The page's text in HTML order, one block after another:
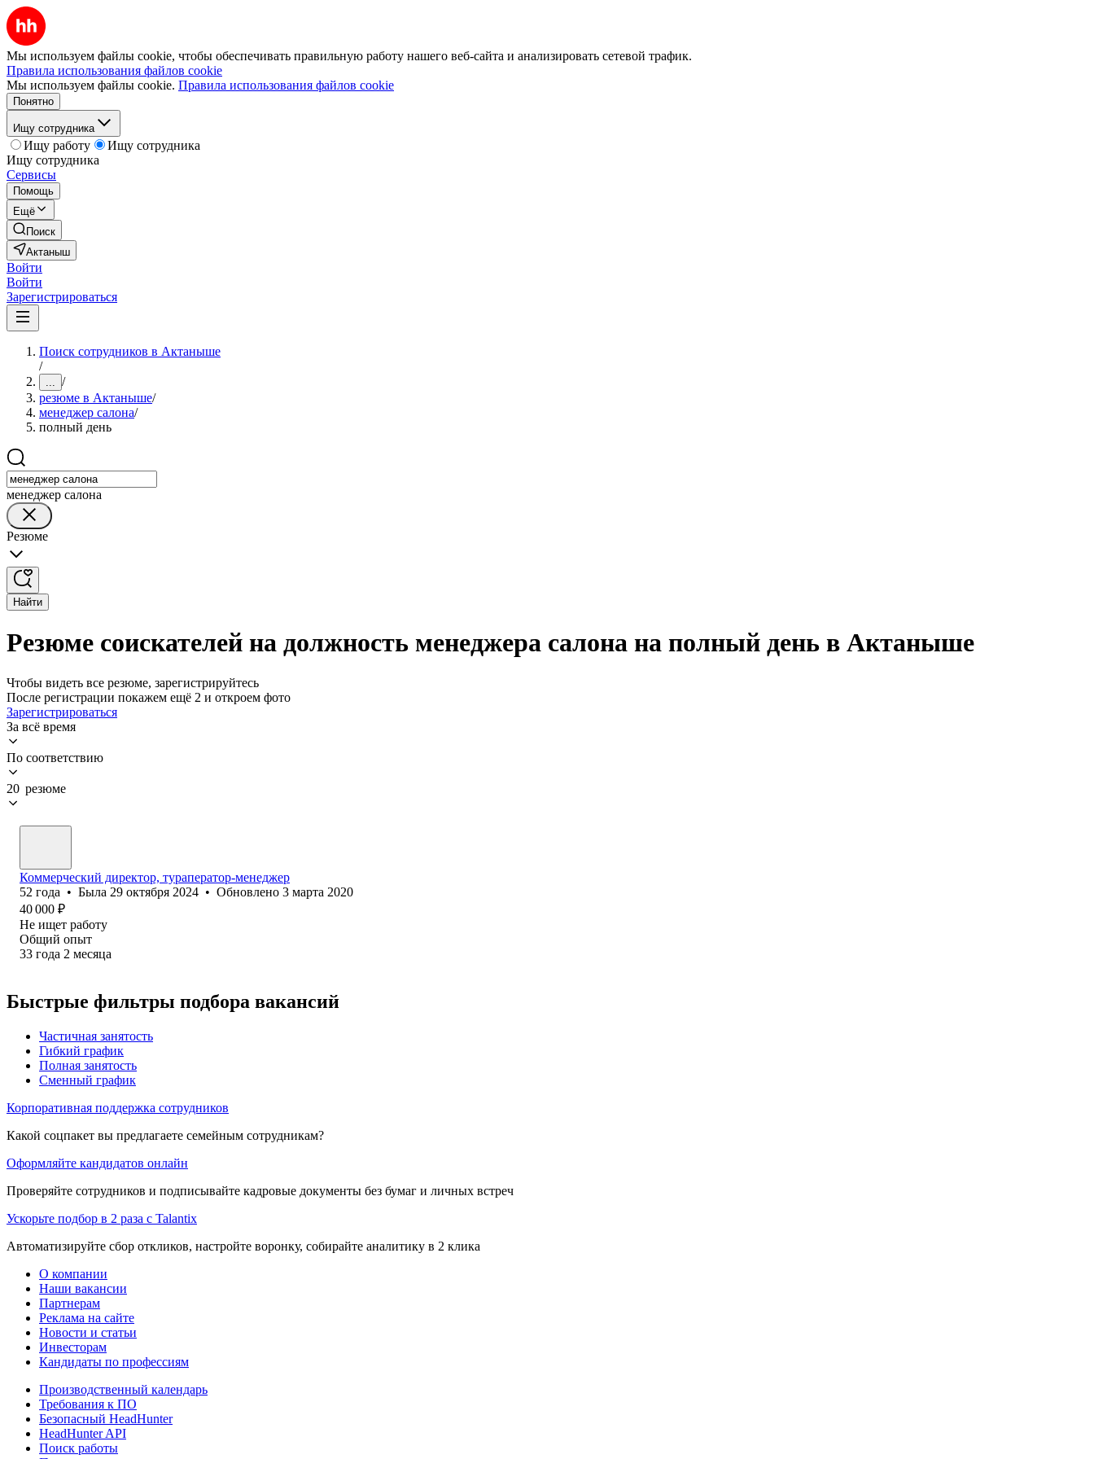
Мы используем файлы cookie, чтобы обеспечивать правильную работу нашего веб-сайта и анализировать сетевой трафик.
Правила использования файлов cookie
Мы используем файлы cookie. Правила использования файлов cookie
Понятно
Ищу сотрудника
Ищу работу
Ищу сотрудника
Ищу сотрудника
Сервисы
Помощь
Ещё
Поиск
Актаныш
Войти
Войти
Зарегистрироваться
Поиск сотрудников в Актаныше
/
... /
резюме в Актаныше/
менеджер салона/
полный день
менеджер салона
Резюме
Найти
Резюме соискателей на должность менеджера салона на полный день в Актаныше
Чтобы видеть все резюме, зарегистрируйтесь
После регистрации покажем ещё 2 и откроем фото
Зарегистрироваться
За всё время
По соответствию
20 резюме
Коммерческий директор, тураператор-менеджер
52 года • Была 29 октября 2024 • Обновлено 3 марта 2020
40 000 ₽
Не ищет работу
Общий опыт
33 года 2 месяца
Быстрые фильтры подбора вакансий
Частичная занятость
Гибкий график
Полная занятость
Сменный график
Корпоративная поддержка сотрудников
Какой соцпакет вы предлагаете семейным сотрудникам?
Оформляйте кандидатов онлайн
Проверяйте сотрудников и подписывайте кадровые документы без бумаг и личных встреч
Ускорьте подбор в 2 раза с Talantix
Автоматизируйте сбор откликов, настройте воронку, собирайте аналитику в 2 клика
О компании
Наши вакансии
Партнерам
Реклама на сайте
Новости и статьи
Инвесторам
Кандидаты по профессиям
Производственный календарь
Требования к ПО
Безопасный HeadHunter
HeadHunter API
Поиск работы